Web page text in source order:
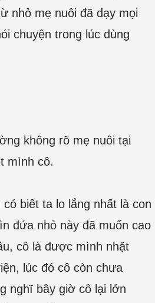
nhỏ mẹ nuôi đã dạy mọi
chuyện trong lúc dùng
không rõ mẹ nuôi tại
mình cô.
biết ta lo lắng nhất là con
đứa nhỏ này đã muốn cao
cô là được mình nhặt
lúc đó cô còn chưa
nghĩ bây giờ cô lại lớn